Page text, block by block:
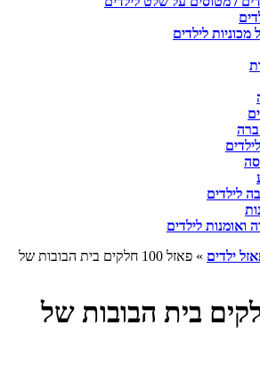
מכוניות לילדים
לילדים
ואומנות לילדים
ילדים
» פאזל 100 חלקים בית הבובות של
100 חלקים בית הבובות של